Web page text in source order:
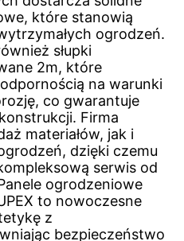
które stanowią
ogrodzeń.
słupki
2m, które
na warunki
co gwarantuje
Firma
materiałów, jak i
dzięki czemu
serwis od
ogrodzeniowe
to nowoczesne
z
bezpieczeństwo